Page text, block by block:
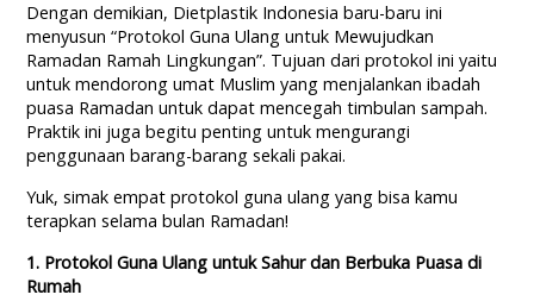
Dengan demikian, Dietplastik Indonesia baru-baru ini
menyusun “Protokol Guna Ulang untuk Mewujudkan
Ramadan Ramah Lingkungan”. Tujuan dari protokol ini yaitu
untuk mendorong umat Muslim yang menjalankan ibadah
puasa Ramadan untuk dapat mencegah timbulan sampah.
Praktik ini juga begitu penting untuk mengurangi
penggunaan barang-barang sekali pakai.
Yuk, simak empat protokol guna ulang yang bisa kamu
terapkan selama bulan Ramadan!
1. Protokol Guna Ulang untuk Sahur dan Berbuka Puasa di
Rumah